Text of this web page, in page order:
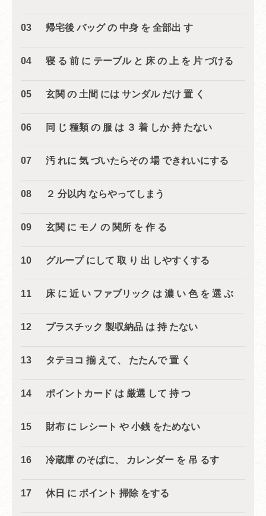
03 帰宅後 バッグ の 中身 を 全部出 す
04 寝 る 前 に テーブル と 床 の 上 を 片 づける
05 玄関 の 土間 には サンダル だけ 置 く
06 同 じ 種類 の 服 は ３ 着 しか 持 たない
07 汚 れに 気 づいたらその 場 できれいにする
08 ２ 分以内 ならやってしまう
09 玄関 に モノ の 関所 を 作 る
10 グループ にして 取 り 出 しやすくする
11 床 に 近 い ファブリック は 濃 い 色 を 選 ぶ
12 プラスチック 製収納品 は 持 たない
13 タテヨコ 揃 えて、 たたんで 置 く
14 ポイントカード は 厳選 して 持 つ
15 財布 に レシート や 小銭 をためない
16 冷蔵庫 のそばに、 カレンダー を 吊 るす
17 休日 に ポイント 掃除 をする